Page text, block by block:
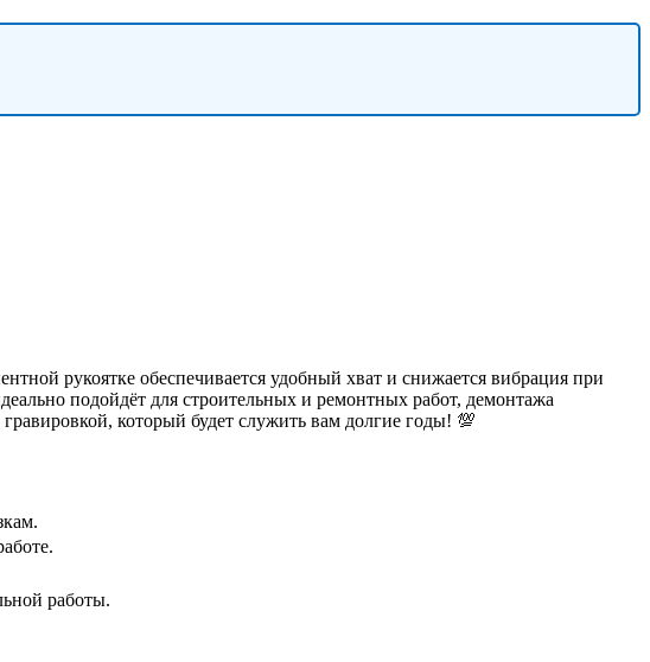
рукоятке обеспечивается удобный хват и снижается вибрация при
подойдёт для строительных и ремонтных работ, демонтажа
который будет служить вам долгие годы! 💯
работы.